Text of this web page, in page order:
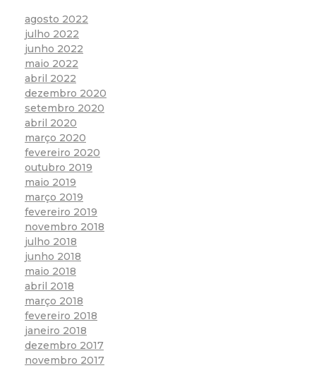
agosto 2022
julho 2022
junho 2022
maio 2022
abril 2022
dezembro 2020
setembro 2020
abril 2020
março 2020
fevereiro 2020
outubro 2019
maio 2019
março 2019
fevereiro 2019
novembro 2018
julho 2018
junho 2018
maio 2018
abril 2018
março 2018
fevereiro 2018
janeiro 2018
dezembro 2017
novembro 2017